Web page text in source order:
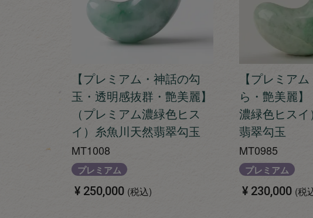
【プレミアム・神話の勾
玉・透明感抜群・艶美麗】
（プレミアム濃緑色ヒス
イ）糸魚川天然翡翠勾玉
MT1008
プレミアム
¥ 250,000 税込
【プレミア
ら・艶美麗
濃緑色ヒス
翡翠勾玉
MT0985
プレミアム
¥ 230,000 税